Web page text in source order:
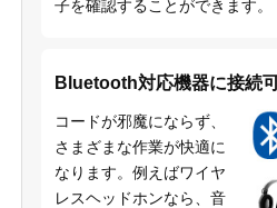
子を確認することができます。
Bluetooth対応機器に接続
コードが邪魔にならず、
さまざまな作業が快適に
なります。例えばワイヤ
レスヘッドホンなら、音